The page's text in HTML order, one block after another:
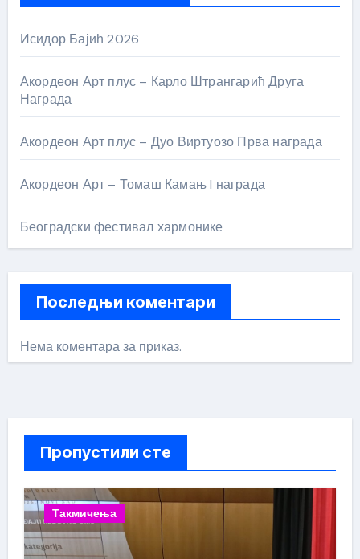
Исидор Бајић 2026
Акордеон Арт плус – Карло Штрангарић Друга
Награда
Акордеон Арт плус – Дуо Виртуозо Прва награда
Акордеон Арт – Томаш Камањ I награда
Београдски фестивал хармонике
Последњи коментари
Нема коментара за приказ.
Пропустили сте
Такмичења